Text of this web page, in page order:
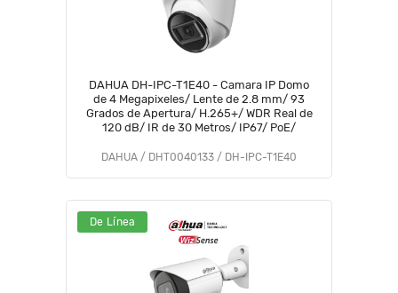
DAHUA DH-IPC-T1E40 - Camara IP Domo
de 4 Megapixeles/ Lente de 2.8 mm/ 93
Grados de Apertura/ H.265+/ WDR Real de
120 dB/ IR de 30 Metros/ IP67/ PoE/
DAHUA / DHT0040133 / DH-IPC-T1E40
De Línea